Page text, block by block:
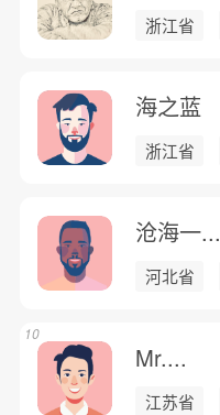
浙江省
海之蓝
浙江省
沧海一...
河北省
Mr....
江苏省
10